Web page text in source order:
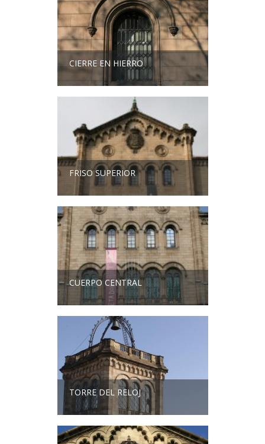
CIERRE EN HIERRO
FRISO SUPERIOR
CUERPO CENTRAL
TORRE DEL RELOJ